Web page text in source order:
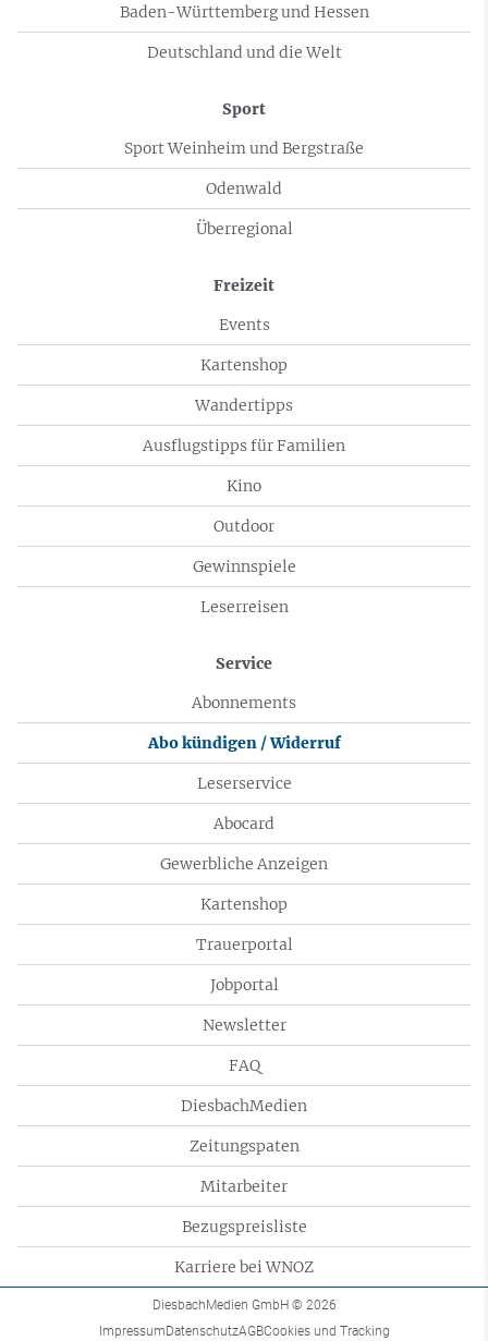
Baden-Württemberg und Hessen
Deutschland und die Welt
Sport
Sport Weinheim und Bergstraße
Odenwald
Überregional
Freizeit
Events
Kartenshop
Wandertipps
Ausflugstipps für Familien
Kino
Outdoor
Gewinnspiele
Leserreisen
Service
Abonnements
Abo kündigen / Widerruf
Leserservice
Abocard
Gewerbliche Anzeigen
Kartenshop
Trauerportal
Jobportal
Newsletter
FAQ
DiesbachMedien
Zeitungspaten
Mitarbeiter
Bezugspreisliste
Karriere bei WNOZ
DiesbachMedien GmbH © 2026
ImpressumDatenschutzAGBCookies und Tracking